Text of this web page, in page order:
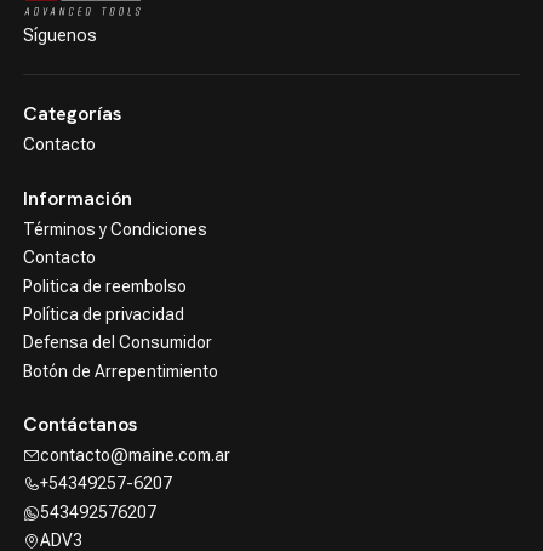
Síguenos
Categorías
Contacto
Información
Términos y Condiciones
Contacto
Politica de reembolso
Política de privacidad
Defensa del Consumidor
Botón de Arrepentimiento
Contáctanos
contacto@maine.com.ar
+54349257-6207
543492576207
ADV3